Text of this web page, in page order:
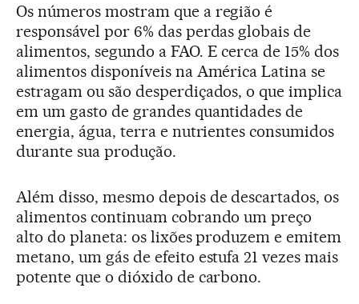
Os números mostram que a região é
responsável por 6% das perdas globais de
alimentos, segundo a FAO. E cerca de 15% dos
alimentos disponíveis na América Latina se
estragam ou são desperdiçados, o que implica
em um gasto de grandes quantidades de
energia, água, terra e nutrientes consumidos
durante sua produção.
Além disso, mesmo depois de descartados, os
alimentos continuam cobrando um preço
alto do planeta: os lixões produzem e emitem
metano, um gás de efeito estufa 21 vezes mais
potente que o dióxido de carbono.